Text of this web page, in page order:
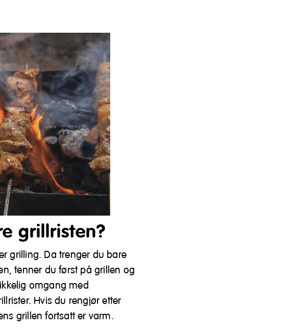
grillristen?
grilling. Da trenger du bare
tenner du først på grillen og
omgang med
Hvis du rengjør etter
grillen fortsatt er varm.